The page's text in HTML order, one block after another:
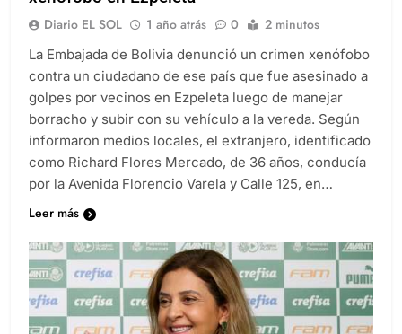
Diario EL SOL 1 año atrás 0 2 minutos
La Embajada de Bolivia denunció un crimen xenófobo
contra un ciudadano de ese país que fue asesinado a
golpes por vecinos en Ezpeleta luego de manejar
borracho y subir con su vehículo a la vereda. Según
informaron medios locales, el extranjero, identificado
como Richard Flores Mercado, de 36 años, conducía
por la Avenida Florencio Varela y Calle 125, en…
Leer más